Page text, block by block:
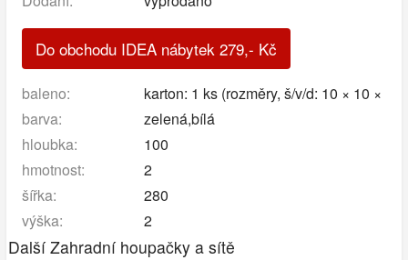
Do obchodu IDEA nábytek 279,- Kč
baleno:
karton: 1 ks (rozměry, š/v/d: 10 × 10 ×
barva:
zelená,bílá
hloubka:
100
hmotnost:
2
šířka:
280
výška:
2
Další Zahradní houpačky a sítě